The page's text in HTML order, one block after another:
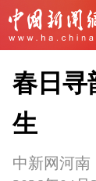
春日寻
生
中新网河南